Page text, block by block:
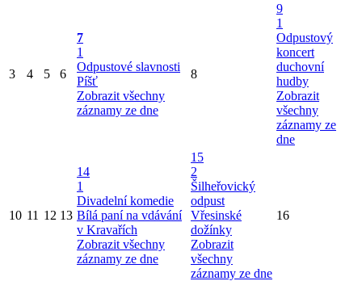
3 4 5 6
7
1
Odpustové slavnosti
Píšť
Zobrazit všechny
záznamy ze dne
8
9
1
Odpustový
koncert
duchovní
hudby
Zobrazit
všechny
záznamy ze
dne
10 11 12 13
14
1
Divadelní komedie
Bílá paní na vdávání
v Kravařích
Zobrazit všechny
záznamy ze dne
15
2
Šilheřovický
odpust
Vřesinské
dožínky
Zobrazit
všechny
záznamy ze dne
16